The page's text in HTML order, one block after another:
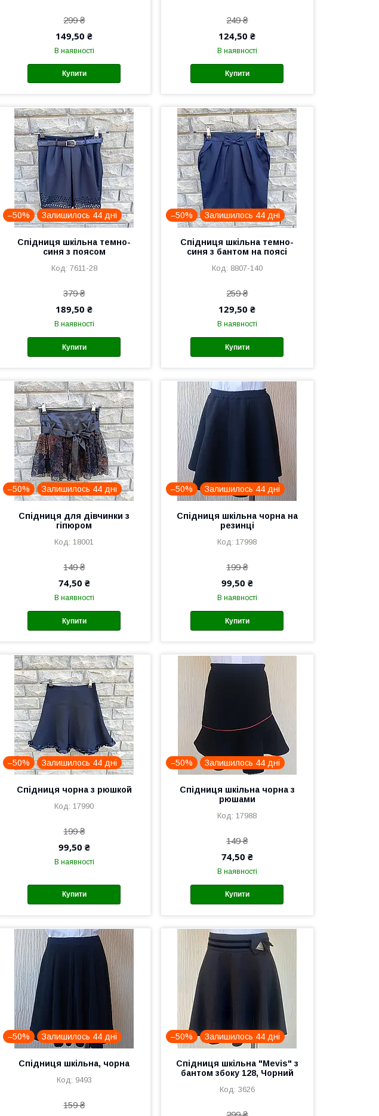
299 ₴
149,50 ₴
В наявності
Купити
249 ₴
124,50 ₴
В наявності
Купити
–50% Залишилось 44 дні
Спідниця шкільна темно-
синя з поясом
7611-28
379 ₴
189,50 ₴
В наявності
Купити
–50% Залишилось 44 дні
Спідниця шкільна темно-
синя з бантом на поясі
8807-140
259 ₴
129,50 ₴
В наявності
Купити
–50% Залишилось 44 дні
Спідниця для дівчинки з
гіпюром
18001
149 ₴
74,50 ₴
В наявності
Купити
–50% Залишилось 44 дні
Спідниця шкільна чорна на
резинці
17998
199 ₴
99,50 ₴
В наявності
Купити
–50% Залишилось 44 дні
Спідниця чорна з рюшкой
17990
199 ₴
99,50 ₴
В наявності
Купити
–50% Залишилось 44 дні
Спідниця шкільна чорна з
рюшами
17988
149 ₴
74,50 ₴
В наявності
Купити
–50% Залишилось 44 дні
Спідниця шкільна, чорна
9493
159 ₴
–50% Залишилось 44 дні
Спідниця шкільна "Mevis" з
бантом збоку 128, Чорний
3626